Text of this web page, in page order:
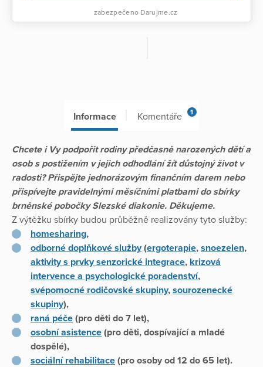
zabezpečeno Darujme.cz
Informace Komentáře 1
Chcete i Vy podpořit rodiny předčasně narozených dětí a
osob s postižením v jejich odhodlání žít důstojný život v
radosti? Přispějte jednorázovým finančním darem nebo
přispívejte pravidelnými měsíčními platbami do sbírky
brněnské pobočky Slezské diakonie. Děkujeme.
Z výtěžku sbírky budou průběžně realizovány tyto služby:
homesharing,
odborné doplňkové služby(ergoterapie, snoezelen,
aktivity s prvky senzorické integrace, krizová
intervence a psychologické poradenství,
svépomocné rodičovské skupiny, sourozenecké
skupiny),
raná péče (pro děti do 7 let),
osobní asistence (pro děti, dospívající a mladé
dospělé),
sociální rehabilitace (pro osoby od 12 do 65 let).